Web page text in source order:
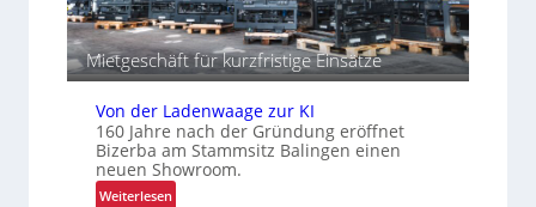
o
g
i
s
i
k
Mietgeschäft für kurzfristige Einsätze
Von der Ladenwaage zur KI
160 Jahre nach der Gründung eröffnet
Bizerba am Stammsitz Balingen einen
neuen Showroom.
Weiterlesen: